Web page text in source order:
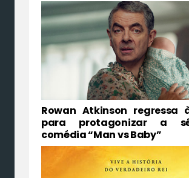
Rowan Atkinson regressa
para protagonizar a
comédia “Man vs Baby”